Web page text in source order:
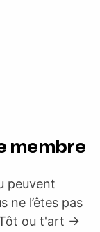
membre
peuvent
ne l’êtes pas
ou t'art ->